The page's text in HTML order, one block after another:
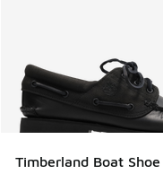
Timberland Boat Shoe